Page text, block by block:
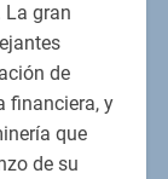
La gran
de
financiera, y
que
de su